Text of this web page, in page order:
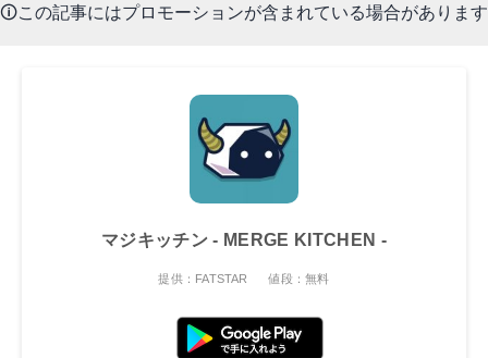
🛈この記事にはプロモーションが含まれている場合があります
マジキッチン - MERGE KITCHEN -
提供：FATSTAR 値段：無料